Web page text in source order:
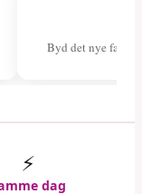
Byd det nye
⚡
dag